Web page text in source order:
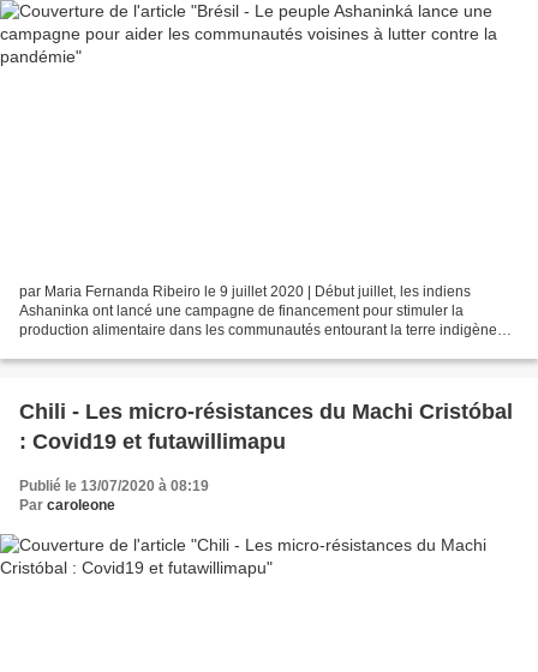
par Maria Fernanda Ribeiro le 9 juillet 2020 | Début juillet, les indiens
Ashaninka ont lancé une campagne de financement pour stimuler la
production alimentaire dans les communautés entourant la terre indigène
Chili - Les micro-résistances du Machi Cristóbal
: Covid19 et futawillimapu
Publié le 13/07/2020 à 08:19
Par caroleone